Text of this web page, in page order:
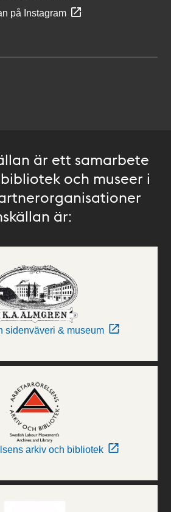
på Instagram
är ett samarbete
och museer i
är:
sidenväveri & museum
arkiv och bibliotek